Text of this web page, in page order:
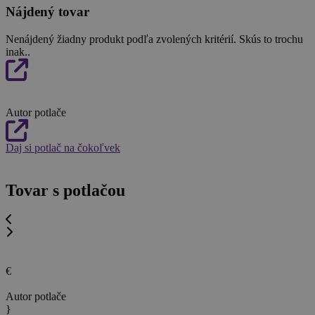
Nájdený tovar
Nenájdený žiadny produkt podľa zvolených kritérií. Skús to trochu
inak..
Autor potlače
Daj si potlač na čokoľvek
Tovar s potlačou
€
Autor potlače
}